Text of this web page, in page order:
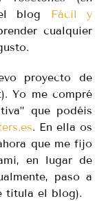
blog
Fácil y
cualquier
proyecto de
Yo me compré
que podéis
. En ella os
que me fijo
en lugar de
paso a
titula el blog).